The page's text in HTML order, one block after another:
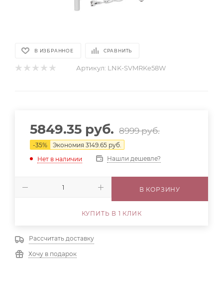
В ИЗБРАННОЕ СРАВНИТЬ
Артикул: LNK-SVMRKe58W
5849.35 руб. 8999руб.
-35% Экономия 3149.65 руб.
Нет в наличии
Нашли дешевле?
В КОРЗИНУ
КУПИТЬ В 1 КЛИК
Рассчитать доставку
Хочу в подарок